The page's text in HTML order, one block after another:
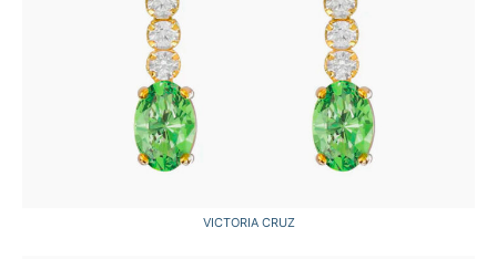
VICTORIA CRUZ